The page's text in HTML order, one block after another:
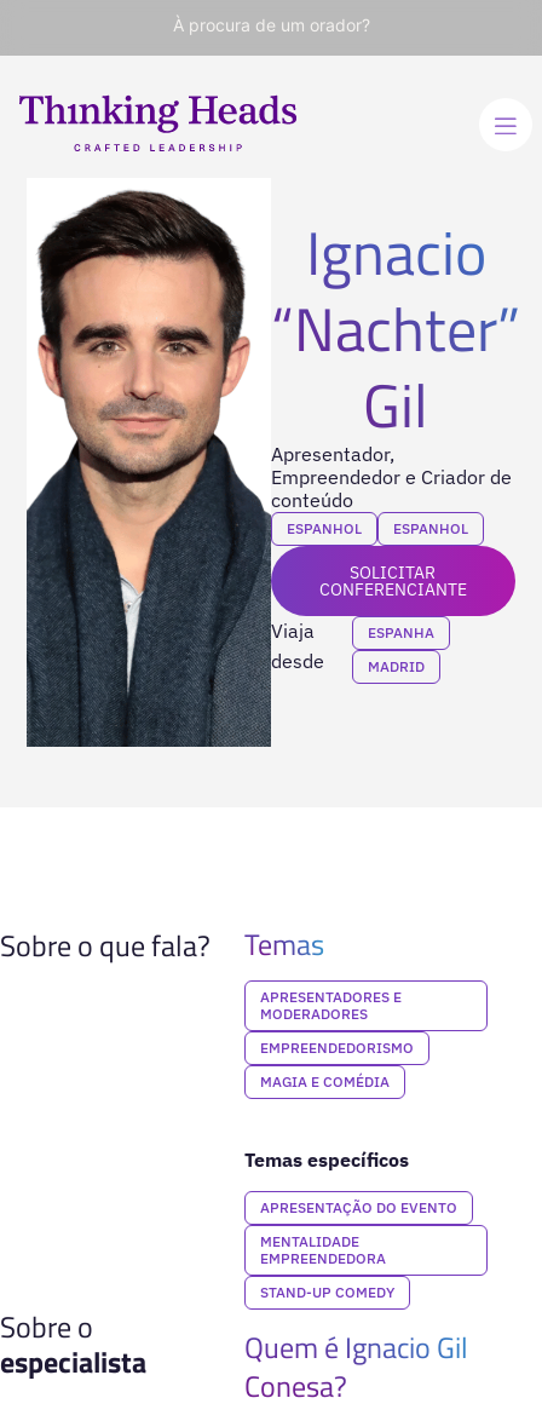
À procura de um orador?
Ignacio
“Nachter”
Gil
Apresentador,
Empreendedor e Criador de
conteúdo
ESPANHOL ESPANHOL
SOLICITAR
CONFERENCIANTE
Viaja
desde
ESPANHA
MADRID
Sobre o que fala? Temas
APRESENTADORES E
MODERADORES
EMPREENDEDORISMO
MAGIA E COMÉDIA
Temas específicos
APRESENTAÇÃO DO EVENTO
MENTALIDADE
EMPREENDEDORA
STAND-UP COMEDY
Sobre o
especialista
Quem é Ignacio Gil
Conesa?